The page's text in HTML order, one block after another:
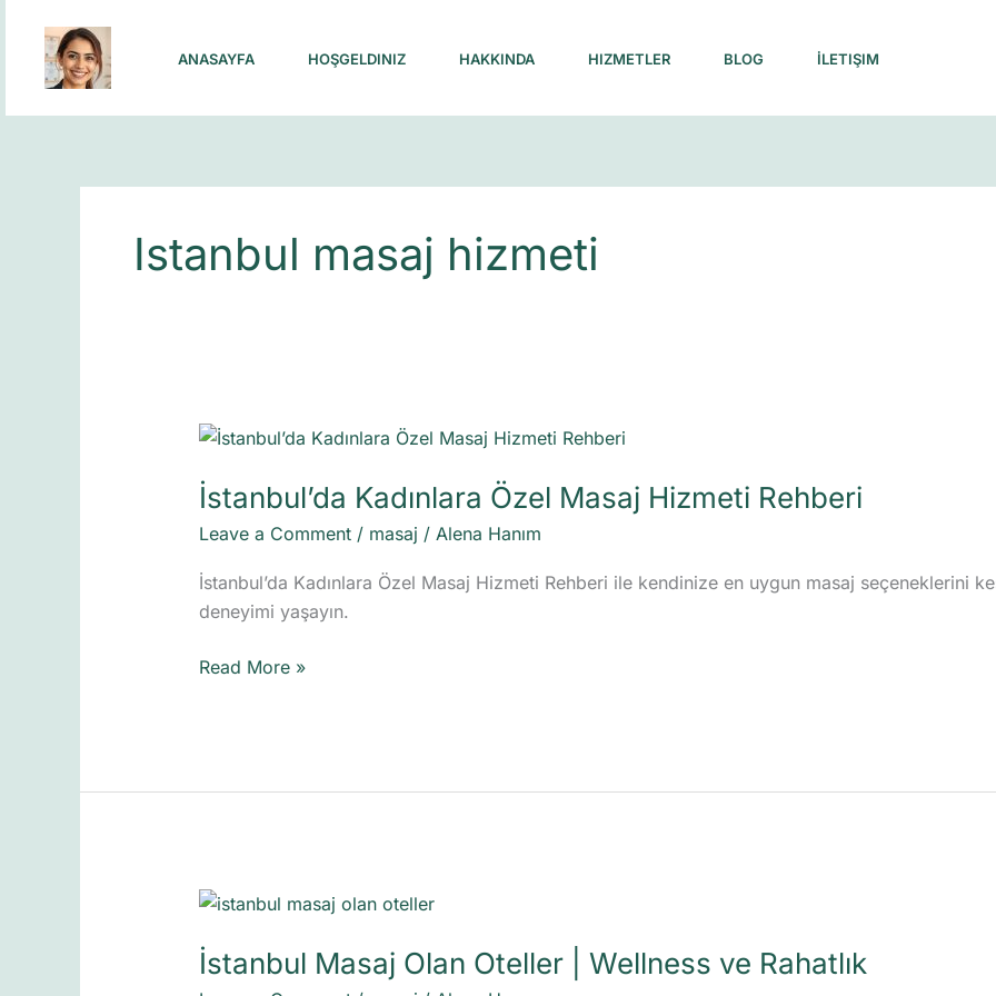
content
ANASAYFA HOŞGELDINIZ HAKKINDA HIZMETLER BLOG İLETIŞIM
Istanbul masaj hizmeti
İstanbul’da Kadınlara Özel Masaj Hizmeti Rehberi
Leave a Comment / masaj / Alena Hanım
İstanbul’da Kadınlara Özel Masaj Hizmeti Rehberi ile kendinize en uygun masaj seçeneklerini
deneyimi yaşayın.
İstanbul’da
Özel
Masaj
Rehberi
Read More »
İstanbul Masaj Olan Oteller | Wellness ve Rahatlık
İstanbul
Olan
Oteller